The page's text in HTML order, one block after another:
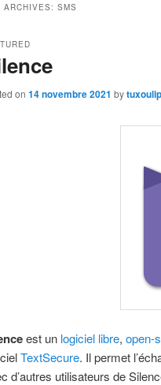
ARCHIVES: SMS
on 14 novembre 2021 by
est un logiciel libre, open-
TextSecure. Il permet
d’autres utilisateurs de